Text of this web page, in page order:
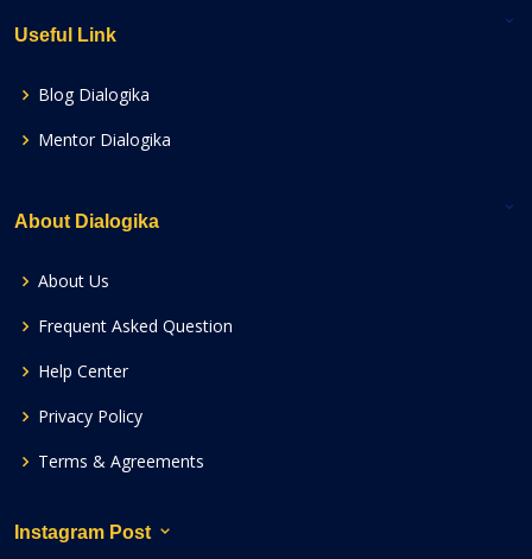
Useful Link
Blog Dialogika
Mentor Dialogika
About Dialogika
About Us
Frequent Asked Question
Help Center
Privacy Policy
Terms & Agreements
Instagram Post